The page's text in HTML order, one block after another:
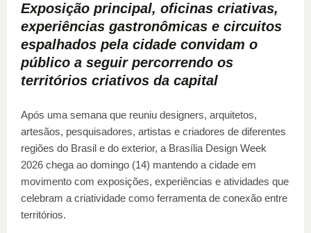
Exposição principal, oficinas criativas,
experiências gastronômicas e circuitos
espalhados pela cidade convidam o
público a seguir percorrendo os
territórios criativos da capital
Após uma semana que reuniu designers, arquitetos,
artesãos, pesquisadores, artistas e criadores de diferentes
regiões do Brasil e do exterior, a Brasília Design Week
2026 chega ao domingo (14) mantendo a cidade em
movimento com exposições, experiências e atividades que
celebram a criatividade como ferramenta de conexão entre
territórios.